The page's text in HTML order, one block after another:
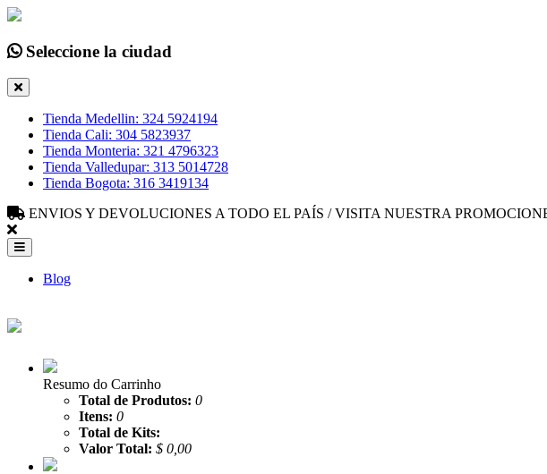
Seleccione la ciudad
Tienda Medellin: 324 5924194
Tienda Cali: 304 5823937
Tienda Monteria: 321 4796323
Tienda Valledupar: 313 5014728
Tienda Bogota: 316 3419134
ENVIOS Y DEVOLUCIONES A TODO EL PAÍS / VISITA NUESTRA
Blog
Resumo do Carrinho
Total de Produtos: 0
Itens: 0
Total de Kits:
Valor Total: $ 0,00